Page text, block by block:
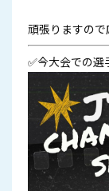
頑張りますので
✅今大会での選